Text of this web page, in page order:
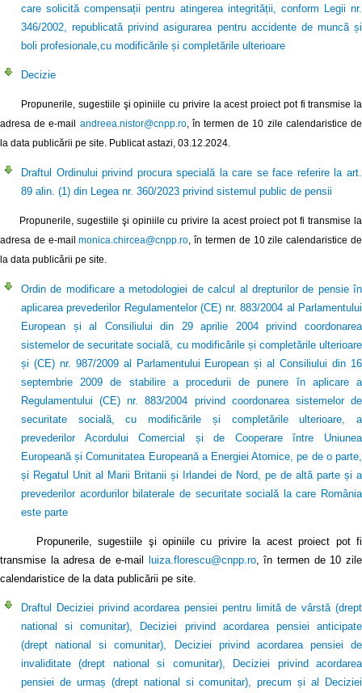
care solicită compensații pentru atingerea integrității, conform Legii nr.
346/2002, republicată privind asigurarea pentru accidente de muncă și
boli profesionale,cu modificările și completările ulterioare
Decizie
Propunerile, sugestiile şi opiniile cu privire la acest proiect pot fi transmise la
adresa de e-mail andreea.nistor@cnpp.ro, în termen de 10 zile calendaristice de
la data publicării pe site. Publicat astazi, 03.12.2024.
Draftul Ordinului privind procura specială la care se face referire la art.
89 alin. (1) din Legea nr. 360/2023 privind sistemul public de pensii
Propunerile, sugestiile şi opiniile cu privire la acest proiect pot fi transmise la
adresa de e-mailmonica.chircea@cnpp.ro, în termen de 10 zile calendaristice de
la data publicării pe site.
Ordin de modificare a metodologiei de calcul al drepturilor de pensie în
aplicarea prevederilor Regulamentelor (CE) nr. 883/2004 al Parlamentului
European și al Consiliului din 29 aprilie 2004 privind coordonarea
sistemelor de securitate socială, cu modificările și completările ulterioare
și (CE) nr. 987/2009 al Parlamentului European și al Consiliului din 16
septembrie 2009 de stabilire a procedurii de punere în aplicare a
Regulamentului (CE) nr. 883/2004 privind coordonarea sistemelor de
securitate socială, cu modificările și completările ulterioare, a
prevederilor Acordului Comercial și de Cooperare între Uniunea
Europeană și Comunitatea Europeană a Energiei Atomice, pe de o parte,
și Regatul Unit al Marii Britanii și Irlandei de Nord, pe de altă parte și a
prevederilor acordurilor bilaterale de securitate socială la care România
este parte
Propunerile, sugestiile şi opiniile cu privire la acest proiect pot fi
transmise la adresa de e-mail
luiza.florescu@cnpp.ro, în termen de 10 zile
calendaristice de la data publicării pe site.
Draftul Deciziei privind acordarea pensiei pentru limită de vârstă (drept
national si comunitar), Deciziei privind acordarea pensiei anticipate
(drept national si comunitar), Deciziei privind acordarea pensiei de
invaliditate (drept national si comunitar), Deciziei privind acordarea
pensiei de urmaș (drept national si comunitar), precum și al Deciziei